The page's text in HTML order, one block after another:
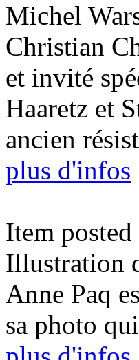
Michel
Christian
et invité
Haaretz et
ancien
plus d'infos
Item
Illustration
Anne Paq
sa photo